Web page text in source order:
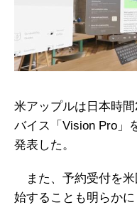
米アップルは日本時
バイス「Vision Pro」
発表した。
また、予約受付を米
始することも明らかに